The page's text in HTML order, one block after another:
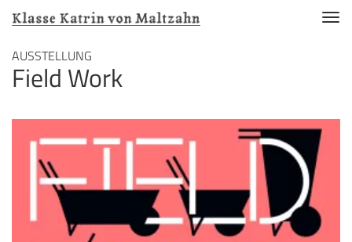
Direkt
zum
Inhalt
AUSSTELLUNG
Field Work